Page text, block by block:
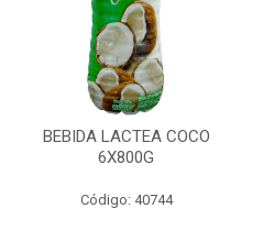
BEBIDA LACTEA COCO
6X800G
Código: 40744